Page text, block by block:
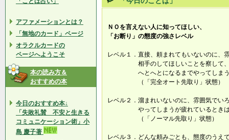
アファメーションとは？
「無地のカード」ページ
オラクルカードの
ページへようこそ
本の読み方＆
おすすめの本
今日のおすすめ本↓
「失敗礼賛 不安と生きる
コミュニケーション術」小
島 慶子著
ＮＯを言えない人に知ってほしい、
「お断り」の態度の強さレベル
レベル１．直接、頼まれてもいないのに、
相手のしてほしいことを察して
へとへとになるまでやってしま
（「完全オート先取り」状態）
レベル２．溜まれいないのに、雰囲気でい
やってしまうが疲れているときは
（「ノーマル先取り」状態）
レベル３．どんな頼みごとも、態度のうえ